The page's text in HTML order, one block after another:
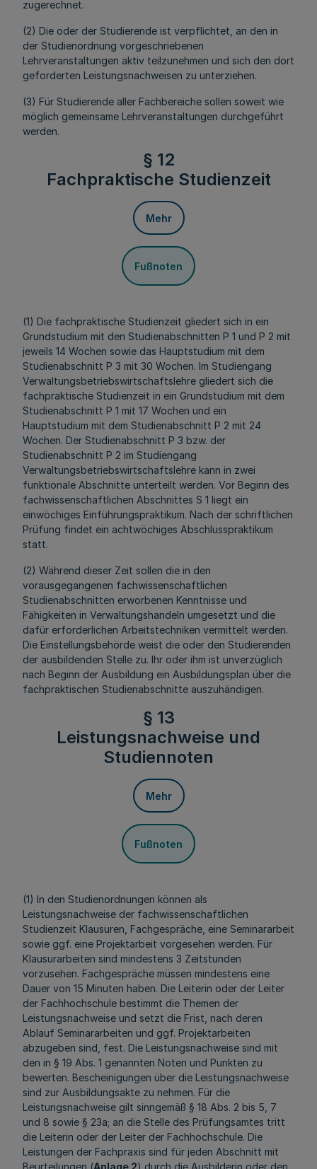
zugerechnet.
(2) Die oder der Studierende ist verpflichtet, an den in
der Studienordnung vorgeschriebenen
Lehrveranstaltungen aktiv teilzunehmen und sich den dort
geforderten Leistungsnachweisen zu unterziehen.
(3) Für Studierende aller Fachbereiche sollen soweit wie
möglich gemeinsame Lehrveranstaltungen durchgeführt
werden.
§ 12
Fachpraktische Studienzeit
Mehr
Fußnoten
(1) Die fachpraktische Studienzeit gliedert sich in ein
Grundstudium mit den Studienabschnitten P 1 und P 2 mit
jeweils 14 Wochen sowie das Hauptstudium mit dem
Studienabschnitt P 3 mit 30 Wochen. Im Studiengang
Verwaltungsbetriebswirtschaftslehre gliedert sich die
fachpraktische Studienzeit in ein Grundstudium mit dem
Studienabschnitt P 1 mit 17 Wochen und ein
Hauptstudium mit dem Studienabschnitt P 2 mit 24
Wochen. Der Studienabschnitt P 3 bzw. der
Studienabschnitt P 2 im Studiengang
Verwaltungsbetriebswirtschaftslehre kann in zwei
funktionale Abschnitte unterteilt werden. Vor Beginn des
fachwissenschaftlichen Abschnittes S 1 liegt ein
einwöchiges Einführungspraktikum. Nach der schriftlichen
Prüfung findet ein achtwöchiges Abschlusspraktikum
statt.
(2) Während dieser Zeit sollen die in den
vorausgegangenen fachwissenschaftlichen
Studienabschnitten erworbenen Kenntnisse und
Fähigkeiten in Verwaltungshandeln umgesetzt und die
dafür erforderlichen Arbeitstechniken vermittelt werden.
Die Einstellungsbehörde weist die oder den Studierenden
der ausbildenden Stelle zu. Ihr oder ihm ist unverzüglich
nach Beginn der Ausbildung ein Ausbildungsplan über die
fachpraktischen Studienabschnitte auszuhändigen.
§ 13
Leistungsnachweise und
Studiennoten
Mehr
Fußnoten
(1) In den Studienordnungen können als
Leistungsnachweise der fachwissenschaftlichen
Studienzeit Klausuren, Fachgespräche, eine Seminararbeit
sowie ggf. eine Projektarbeit vorgesehen werden. Für
Klausurarbeiten sind mindestens 3 Zeitstunden
vorzusehen. Fachgespräche müssen mindestens eine
Dauer von 15 Minuten haben. Die Leiterin oder der Leiter
der Fachhochschule bestimmt die Themen der
Leistungsnachweise und setzt die Frist, nach deren
Ablauf Seminararbeiten und ggf. Projektarbeiten
abzugeben sind, fest. Die Leistungsnachweise sind mit
den in § 19 Abs. 1 genannten Noten und Punkten zu
bewerten. Bescheinigungen über die Leistungsnachweise
sind zur Ausbildungsakte zu nehmen. Für die
Leistungsnachweise gilt sinngemäß § 18 Abs. 2 bis 5, 7
und 8 sowie § 23a; an die Stelle des Prüfungsamtes tritt
die Leiterin oder der Leiter der Fachhochschule. Die
Leistungen der Fachpraxis sind für jeden Abschnitt mit
Beurteilungen (Anlage 2) durch die Ausbilderin oder den